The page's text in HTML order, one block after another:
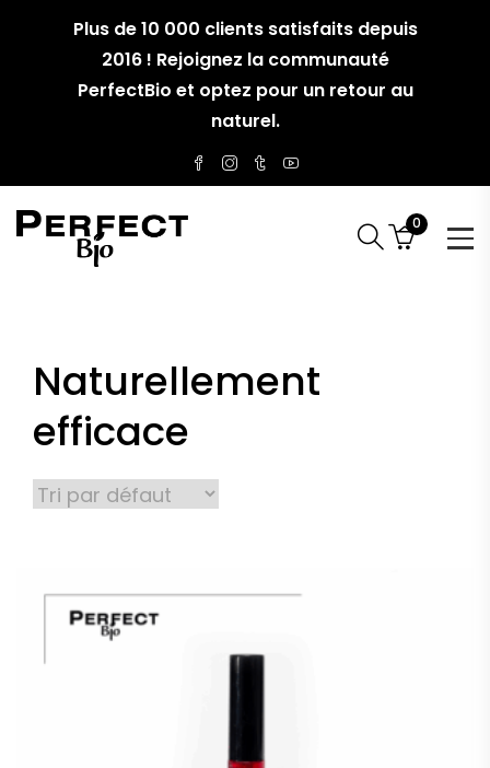
Plus de 10 000 clients satisfaits depuis
2016 ! Rejoignez la communauté
PerfectBio et optez pour un retour au
naturel.
0
Naturellement
efficace